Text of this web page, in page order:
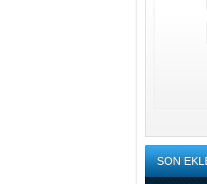
SON